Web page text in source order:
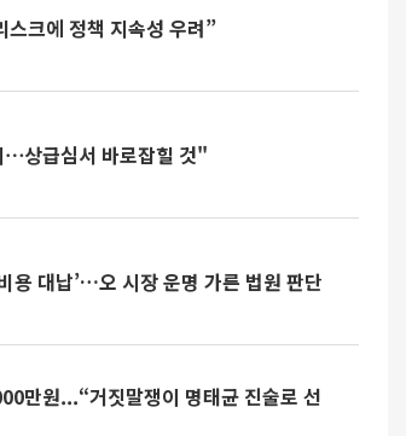
크에 정책 지속성 우려”
⋯상급심서 바로잡힐 것"
용 대납’…오 시장 운명 가른 법원 판단
만원...“거짓말쟁이 명태균 진술로 선